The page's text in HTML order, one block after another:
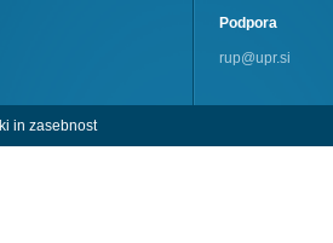
Podpora
rup@upr.si
in zasebnost